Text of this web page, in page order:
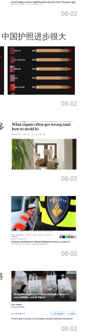
08-02
国护照进步很大
08-02
08-02
08-02
08-02